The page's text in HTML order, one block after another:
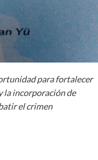
para fortalecer
la incorporación de
el crimen